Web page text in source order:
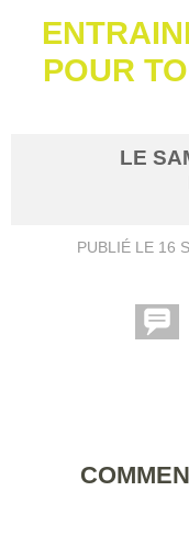
POUR
LE
PUBLIÉ LE 16